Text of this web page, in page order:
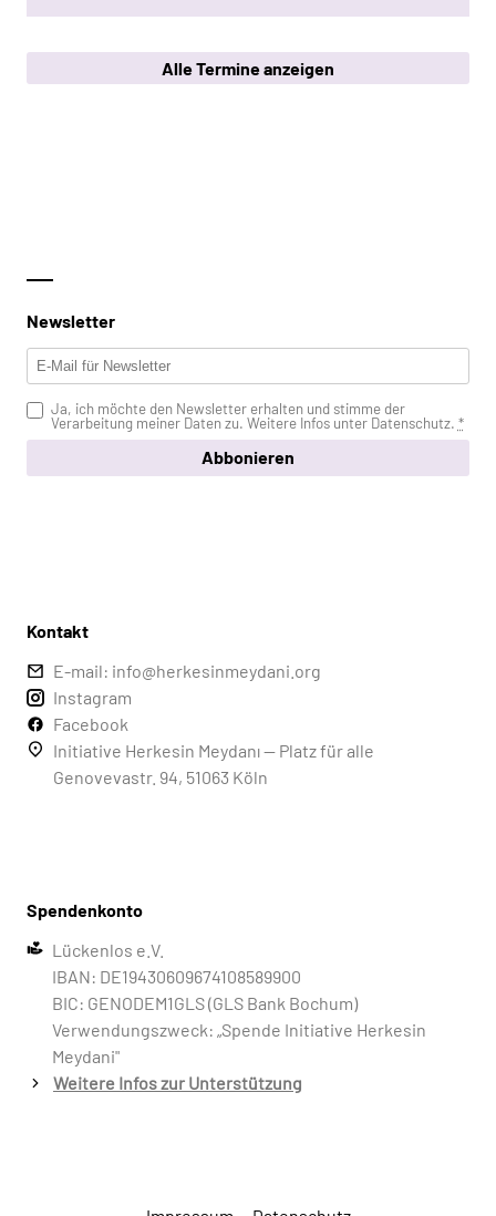
Alle Termine anzeigen
Newsletter
Ja, ich möchte den Newsletter erhalten und stimme der
Verarbeitung meiner Daten zu. Weitere Infos unter Datenschutz. *
Abbonieren
Kontakt
E-mail: info@herkesinmeydani.org
Instagram
Facebook
Initiative Herkesin Meydanı — Platz für alle
Genovevastr. 94, 51063 Köln
Spendenkonto
Lückenlos e.V.
IBAN: DE19430609674108589900
BIC: GENODEM1GLS (GLS Bank Bochum)
Verwendungszweck: „Spende Initiative Herkesin
Meydani"
Weitere Infos zur Unterstützung